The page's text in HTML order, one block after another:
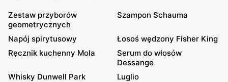
Zestaw przyborów
geometrycznych
Szampon Schauma
Napój spirytusowy
Łosoś wędzony Fisher King
Ręcznik kuchenny Mola
Serum do włosów
Dessange
Whisky Dunwell Park
Luglio